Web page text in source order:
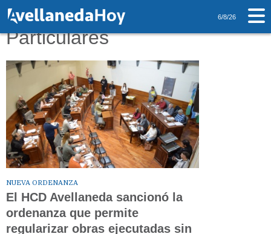
6/8/26
Tag: Obras
Particulares
NUEVA ORDENANZA
El HCD Avellaneda sancionó la
ordenanza que permite
regularizar obras ejecutadas sin